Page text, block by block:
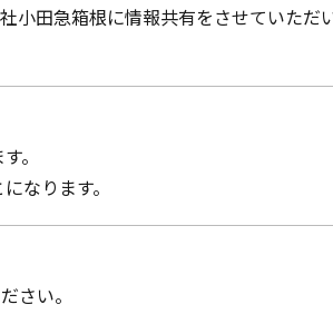
田急箱根に情報共有をさせていただ
。
なります。
さい。